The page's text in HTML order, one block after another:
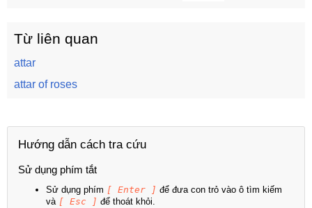
Từ liên quan
attar
attar of roses
Hướng dẫn cách tra cứu
Sử dụng phím tắt
Sử dụng phím [ Enter ] để đưa con trỏ vào ô tìm kiếm
và [ Esc ] để thoát khỏi.